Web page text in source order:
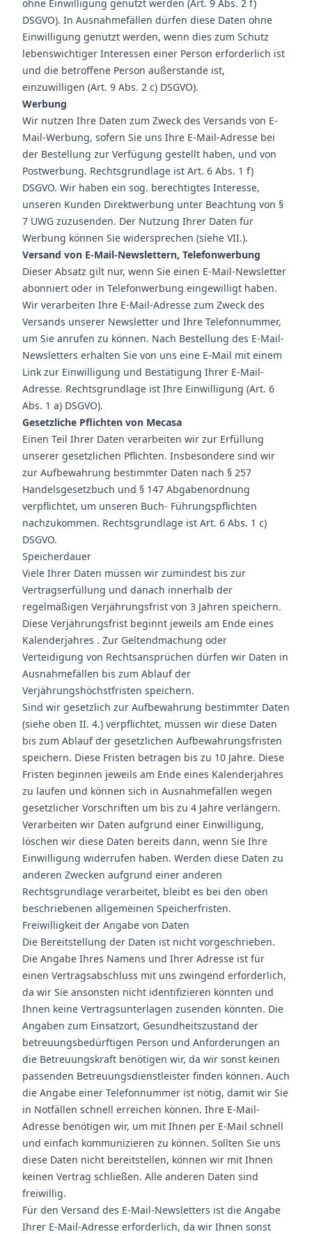
ohne Einwilligung genutzt werden (Art. 9 Abs. 2 f)
DSGVO). In Ausnahmefällen dürfen diese Daten ohne
Einwilligung genutzt werden, wenn dies zum Schutz
lebenswichtiger Interessen einer Person erforderlich ist
und die betroffene Person außerstande ist,
einzuwilligen (Art. 9 Abs. 2 c) DSGVO).
Werbung
Wir nutzen Ihre Daten zum Zweck des Versands von E-
Mail-Werbung, sofern Sie uns Ihre E-Mail-Adresse bei
der Bestellung zur Verfügung gestellt haben, und von
Postwerbung. Rechtsgrundlage ist Art. 6 Abs. 1 f)
DSGVO. Wir haben ein sog. berechtigtes Interesse,
unseren Kunden Direktwerbung unter Beachtung von §
7 UWG zuzusenden. Der Nutzung Ihrer Daten für
Werbung können Sie widersprechen (siehe VII.).
Versand von E-Mail-Newslettern, Telefonwerbung
Dieser Absatz gilt nur, wenn Sie einen E-Mail-Newsletter
abonniert oder in Telefonwerbung eingewilligt haben.
Wir verarbeiten Ihre E-Mail-Adresse zum Zweck des
Versands unserer Newsletter und Ihre Telefonnummer,
um Sie anrufen zu können. Nach Bestellung des E-Mail-
Newsletters erhalten Sie von uns eine E-Mail mit einem
Link zur Einwilligung und Bestätigung Ihrer E-Mail-
Adresse. Rechtsgrundlage ist Ihre Einwilligung (Art. 6
Abs. 1 a) DSGVO).
Gesetzliche Pflichten von Mecasa
Einen Teil Ihrer Daten verarbeiten wir zur Erfüllung
unserer gesetzlichen Pflichten. Insbesondere sind wir
zur Aufbewahrung bestimmter Daten nach § 257
Handelsgesetzbuch und § 147 Abgabenordnung
verpflichtet, um unseren Buch- Führungspflichten
nachzukommen. Rechtsgrundlage ist Art. 6 Abs. 1 c)
DSGVO.
Speicherdauer
Viele Ihrer Daten müssen wir zumindest bis zur
Vertragserfüllung und danach innerhalb der
regelmäßigen Verjährungsfrist von 3 Jahren speichern.
Diese Verjährungsfrist beginnt jeweils am Ende eines
Kalenderjahres . Zur Geltendmachung oder
Verteidigung von Rechtsansprüchen dürfen wir Daten in
Ausnahmefällen bis zum Ablauf der
Verjährungshöchstfristen speichern.
Sind wir gesetzlich zur Aufbewahrung bestimmter Daten
(siehe oben II. 4.) verpflichtet, müssen wir diese Daten
bis zum Ablauf der gesetzlichen Aufbewahrungsfristen
speichern. Diese Fristen betragen bis zu 10 Jahre. Diese
Fristen beginnen jeweils am Ende eines Kalenderjahres
zu laufen und können sich in Ausnahmefällen wegen
gesetzlicher Vorschriften um bis zu 4 Jahre verlängern.
Verarbeiten wir Daten aufgrund einer Einwilligung,
löschen wir diese Daten bereits dann, wenn Sie Ihre
Einwilligung widerrufen haben. Werden diese Daten zu
anderen Zwecken aufgrund einer anderen
Rechtsgrundlage verarbeitet, bleibt es bei den oben
beschriebenen allgemeinen Speicherfristen.
Freiwilligkeit der Angabe von Daten
Die Bereitstellung der Daten ist nicht vorgeschrieben.
Die Angabe Ihres Namens und Ihrer Adresse ist für
einen Vertragsabschluss mit uns zwingend erforderlich,
da wir Sie ansonsten nicht identifizieren könnten und
Ihnen keine Vertragsunterlagen zusenden könnten. Die
Angaben zum Einsatzort, Gesundheitszustand der
betreuungsbedürftigen Person und Anforderungen an
die Betreuungskraft benötigen wir, da wir sonst keinen
passenden Betreuungsdienstleister finden können. Auch
die Angabe einer Telefonnummer ist nötig, damit wir Sie
in Notfällen schnell erreichen können. Ihre E-Mail-
Adresse benötigen wir, um mit Ihnen per E-Mail schnell
und einfach kommunizieren zu können. Sollten Sie uns
diese Daten nicht bereitstellen, können wir mit Ihnen
keinen Vertrag schließen. Alle anderen Daten sind
freiwillig.
Für den Versand des E-Mail-Newsletters ist die Angabe
Ihrer E-Mail-Adresse erforderlich, da wir Ihnen sonst